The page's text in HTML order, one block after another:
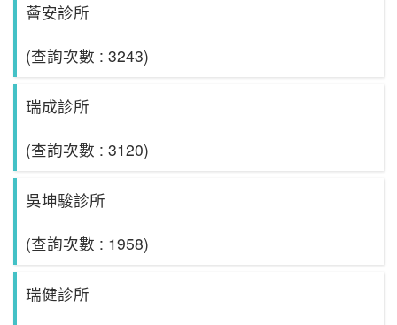
薈安診所
(查詢次數 : 3243)
瑞成診所
(查詢次數 : 3120)
吳坤駿診所
(查詢次數 : 1958)
瑞健診所